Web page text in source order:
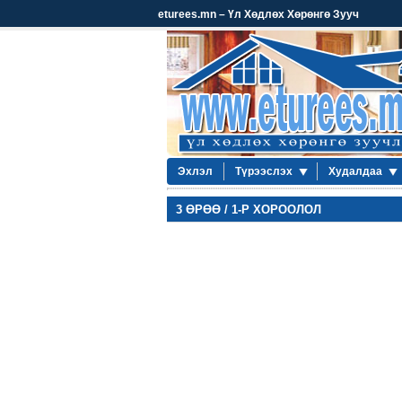
eturees.mn – Үл Хөдлөх Хөрөнгө Зууч
Эхлэл Түрээслэх Худалдаа
3 ӨРӨӨ / 1-Р ХОРООЛОЛ